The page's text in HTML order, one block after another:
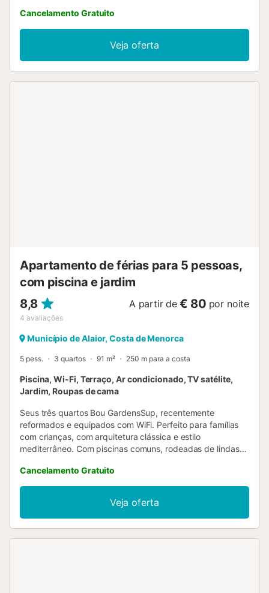
praia de rocha "Cala Morell", a 7 km da cidade
"Ciutadella", a 7 km do supermercado "Lidl", a 35 km do
campo de golfe "Club Son parc", a 40 km do aeroporto
"aeroporto menorca" e está localizado numa zona ideal
para famílias e junto ao mar. Dispõe de elevador, terraço
Cancelamento Gratuito
Veja oferta
Apartamento de férias para 5 pessoas,
com piscina e jardim
8,8
4 avaliações
A partir de € 80 por noite
Município de Alaior, Costa de Menorca
5 pess. 3 quartos 91 m² 250 m para a costa
Piscina, Wi-Fi, Terraço, Ar condicionado, TV satélite,
Jardim, Roupas de cama
Seus três quartos Bou GardensSup, recentemente
reformados e equipados com WiFi. Perfeito para famílias
com crianças, com arquitetura clássica e estilo
mediterrâneo. Com piscinas comuns, rodeadas de lindas
baixa de San Jaime, a poucos metros das zonas
comerciais e da praia de Son Bou. Todos os apartamentos
estão virados a sul e podem estar localizados no rés-do-
chão ou no primeiro andar. Os apartamentos
caracterizam-se pelo conforto e simplicidade. No interior,
Cancelamento Gratuito
Veja oferta